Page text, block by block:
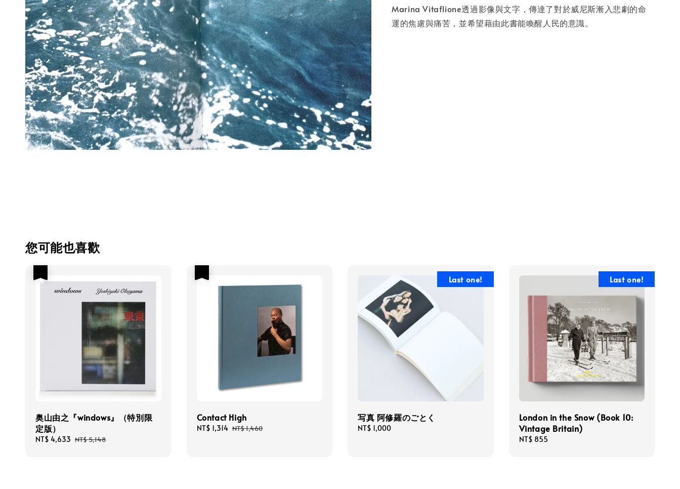
Marina Vitaflione透過影像與文字，傳達了對於威尼斯漸入悲劇的命
運的焦慮與痛苦，並希望藉由此書能喚醒人民的意識。
您可能也喜歡
奥山由之『windows』（特別限
定版）
Sale
NT$ 4,633 Regular
NT$ 5,148
Contact High
Sale
NT$ 1,314 Regular
NT$ 1,460
Last one!
写真 阿修羅のごとく
Regular
NT$ 1,000
Last one!
London in the Snow (Book 10:
Vintage Britain)
Regular
NT$ 855